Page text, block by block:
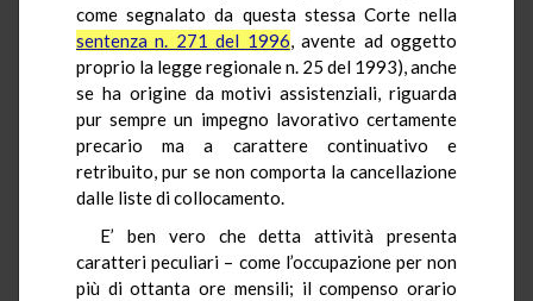
come segnalato da questa stessa Corte nella
sentenza n. 271 del 1996, avente ad oggetto
proprio la legge regionale n. 25 del 1993), anche
se ha origine da motivi assistenziali, riguarda
pur sempre un impegno lavorativo certamente
precario ma a carattere continuativo e
retribuito, pur se non comporta la cancellazione
dalle liste di collocamento.
E’ ben vero che detta attività presenta
caratteri peculiari – come l’occupazione per non
più di ottanta ore mensili; il compenso orario